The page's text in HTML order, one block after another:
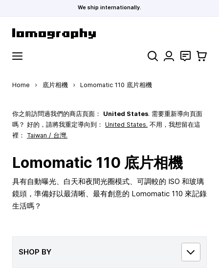
We ship internationally.
Search 聯絡 購物車
Home › 底片相機 › Lomomatic 110 底片相機
你之前訪問過我們的商店頁面： United States. 需要重新導向頁面
嗎？ 好的，請將我重定導向到： United States. 不用，我想留在這
裡： Taiwan / 台灣.
Lomomatic 110 底片相機
具有自動曝光、白天和夜間光圈模式、可調較的 ISO 和玻璃
鏡頭，準備好以最清晰、最有創意的 Lomomatic 110 來記錄
生活嗎？
SHOP BY